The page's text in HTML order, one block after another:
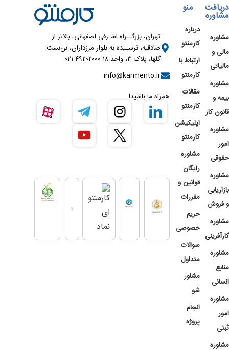
دریافت
مشاوره
مشاوره
مالی و
مالیاتی
مشاوره
بیمه و
قانون کار
مشاوره
امور
حقوقی
مشاوره
بازاریابی
و فروش
مشاوره
کارآفرینی
مشاوره
منابع
انسانی
مشاوره
امور
ثبتی
مشاوره
منو
درباره
کارمنتو
ارتباط با
کارمنتو
مقالات
کارمنتو
اپلیکیشن
کارمنتو
مشاوره
رایگان
قوانین و
مقررات
حریم
خصوصی
سوالات
متداول
مشاور
شو
انجام
پروژه
تهران، بزرگــراه اشـرفی اصفهانی، بالاتر از
صادقیه، نرسـیده به بلوار مرزداران، بن‌بست
گلها، پلاک ۳، واحد ۱۸ ۴۹۲۰۲۰۰۰-۰۲۱
info@karmento.ir
همراه ما باشید!